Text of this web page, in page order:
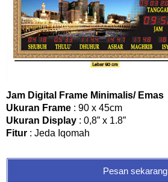
Jam Digital Frame Minimalis/ Emas
Ukuran Frame : 90 x 45cm
Ukuran Display : 0,8” x 1.8”
Fitur : Jeda Iqomah
Pesan sekarang